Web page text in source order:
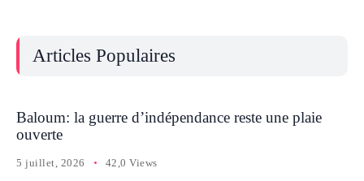
Articles Populaires
Baloum: la guerre d’indépendance reste une plaie
ouverte
5 juillet, 2026 42,0 Views